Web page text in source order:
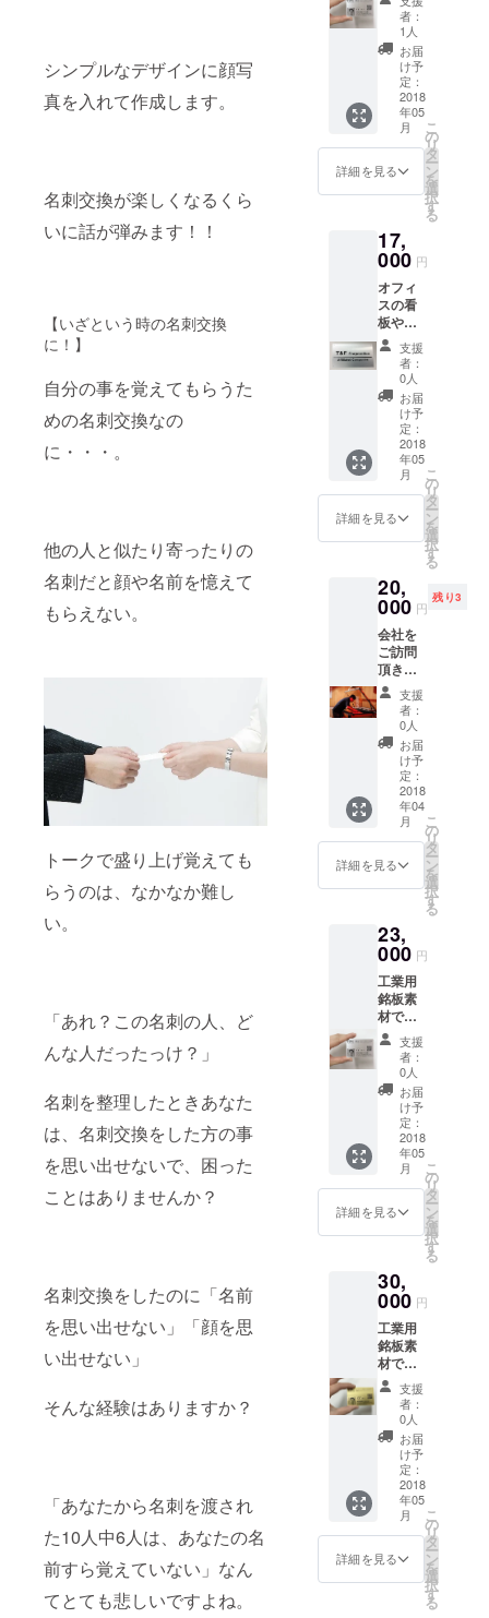
シンプルなデザインに顔写
真を入れて作成します。
名刺交換が楽しくなるくら
いに話が弾みます！！
【いざという時の名刺交換
に！】
自分の事を覚えてもらうた
めの名刺交換なの
に・・・。
他の人と似たり寄ったりの
名刺だと顔や名前を憶えて
もらえない。
トークで盛り上げ覚えても
らうのは、なかなか難し
い。
「あれ？この名刺の人、ど
んな人だったっけ？」
名刺を整理したときあなた
は、名刺交換をした方の事
を思い出せないで、困った
ことはありませんか？
名刺交換をしたのに「名前
を思い出せない」「顔を思
い出せない」
そんな経験はありますか？
「あなたから名刺を渡され
た10人中6人は、あなたの名
前すら覚えていない」なん
てとても悲しいですよね。
級感に
溢れて
いま
す。 金
属に写
真入り
名刺は
他に類
をみま
せん。
性は折
り紙付
さな顔
写真も
鮮明で
す。
ホーム
ページ
URLや
連絡
先、商
品説明
などの
データ
たQR
コード
刺交換
で確実
に話が
盛り上
がる、
覚えて
もらえ
る、そ
んなア
イテム
です。
※アルミ
名刺
Swell
cardの
ンは基
本お任
orの
データ
があれ
ば頂い
て作成
いたし
ます。
写
真・QR
コード
は申し
込みの
際、ご
支給く
ださ
ーーー
ーー
0.5t 角
R アル
ミ色
10枚 原
版作成
代は
サービ
スさせ
ていた
だきま
す。
ザイン
に顔写
真を入
れて作
成しま
す。 名
刺交換
が楽し
くなる
くらい
アルミ
の質感
が素晴
らし
く、
シャー
プで高
級感に
溢れて
いま
す。 金
属に写
真入り
名刺は
他に類
をみま
せん。
性は折
り紙付
き！ 小
さな顔
写真も
鮮明で
す。
ホーム
ページ
URLや
連絡
先、商
品説明
などの
データ
たQR
コード
刺交換
で確実
に話が
盛り上
がる、
覚えて
もらえ
る、そ
んなア
イテム
です。
※アルミ
名刺
Swell
cardの
ンは基
本お任
orの
データ
があれ
ば頂い
て作成
いたし
ます。
写
真・QR
コード
は申し
込みの
際、ご
支給く
ださ
お好み
で金着
る特殊
アル
ミ“メタ
ルフォ
ト”を素
材に使
用。 板
0.2mm
で普通
の名刺
より少
めの
68×45
安全の
ため角
を丸く
カット
してい
ます。
シンプ
ルなデ
ザイン
に顔写
真を入
れて作
成しま
す。 名
刺交換
に話が
弾みま
す！！
アルミ
の質感
が素晴
らし
く、
シャー
プで高
級感に
溢れて
いま
す。 金
属に写
真入り
名刺は
モノク
ロ写真
の再現
性は折
り紙付
き！ 小
さな顔
写真も
鮮明で
す。
ホーム
ページ
URLや
連絡
先、商
などの
データ
コード
も入れ
て！ 名
刺交換
で確実
に話が
盛り上
がる、
覚えて
もらえ
る、そ
んなア
イテム
です。
少し小
サイズ
で名刺
者：
1人
お届
け予
定：
2018
年05
月
詳細を見る
こ
の
リ
タ
ー
ン
を
選
択
す
る
17,
000 円
オフィ
スの看
板やオ
フィス
ビルの
案内板
などに
用いら
れる社
名板を
お作り
いたし
ます。
寸法指
示の
入った
たは
Illustrat
orの
データ
を支給
くださ
い。 サ
イズは
300×65
0（mm
）の範
囲内で
ご希望
のサイ
ズでお
作りい
たしま
です。
支援
者：
0人
お届
け予
定：
2018
年05
月
詳細を見る
こ
の
リ
タ
ー
ン
を
選
択
す
る
20,
000 円
残り3
会社を
ご訪問
頂き、
ご自分
の名刺
Swell
card 20
枚を実
際に作
業いた
だき、
完成ま
でを体
験して
いただ
きま
程 あら
かじめ
（訪問
日の1週
間程度
前）に
データ
を送っ
て頂
く。
↓
データ
確認後
原版作
成（弊
社で用
訪問日
の時間
割（作
業工
程）土
曜日
13：30
～14：
00
会社案
内・作
業工程
説明
13時50
分に封
孔ガス
入れ
支援
者：
0人
お届
け予
定：
2018
年04
月
詳細を見る
こ
の
リ
タ
ー
ン
を
選
択
す
る
23,
000 円
工業用
銘板素
材で定
評のあ
る特殊
アル
ミ“メタ
ルフォ
ト”を素
材に使
用。 板
0.2mm
で普通
の名刺
より少
めの
68×45
安全の
ため角
を丸く
カット
してい
ます。
シンプ
ルなデ
ザイン
に顔写
真を入
れて作
成しま
す。 名
刺交換
支援
者：
0人
お届
け予
定：
2018
年05
月
詳細を見る
こ
の
リ
タ
ー
ン
を
選
択
す
る
30,
000 円
工業用
銘板素
材で定
評のあ
る特殊
アル
ミ“メタ
ルフォ
ト”を素
材に使
用。 板
0.2mm
で普通
の名刺
より少
支援
者：
0人
お届
け予
定：
2018
年05
月
詳細を見る
こ
の
リ
タ
ー
ン
を
選
択
す
る